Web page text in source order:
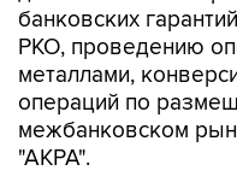
банковских
РКО, проведению
металлами,
операций по
межбанковском
"АКРА".